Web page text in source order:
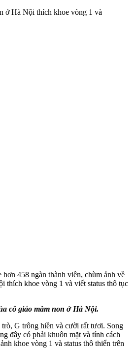
458 ngàn thành viên, chùm ảnh về
thích khoe vòng 1 và viết status thô tục
cô giáo mầm non ở Hà Nội.
G trông hiền và cười rất tươi. Song
đây có phải khuôn mặt và tính cách
khoe vòng 1 và status thô thiển trên